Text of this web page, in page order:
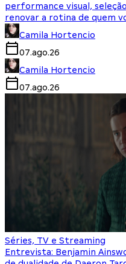
performance visual,
renovar a rotina de quem
Camila Hortencio
07.ago.26
Camila Hortencio
07.ago.26
Séries, TV e Streaming
Entrevista: Benjamin